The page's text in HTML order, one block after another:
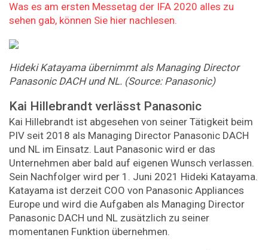
Was es am ersten Messetag der IFA 2020 alles zu
sehen gab, können Sie hier nachlesen.
Hideki Katayama übernimmt als Managing Director
Panasonic DACH und NL. (Source: Panasonic)
Kai Hillebrandt verlässt Panasonic
Kai Hillebrandt ist abgesehen von seiner Tätigkeit beim
PIV seit 2018 als Managing Director Panasonic DACH
und NL im Einsatz. Laut Panasonic wird er das
Unternehmen aber bald auf eigenen Wunsch verlassen.
Sein Nachfolger wird per 1. Juni 2021 Hideki Katayama.
Katayama ist derzeit COO von Panasonic Appliances
Europe und wird die Aufgaben als Managing Director
Panasonic DACH und NL zusätzlich zu seiner
momentanen Funktion übernehmen.